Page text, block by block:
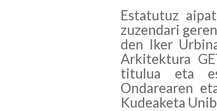
Estatutuz
zuzendari
den Iker
Arkitektura
titulua eta
Ondarearen
Kudeaketa